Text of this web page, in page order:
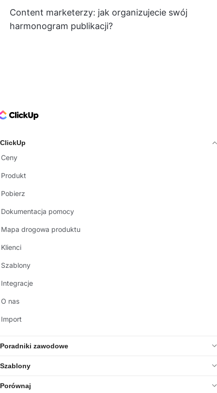
Content marketerzy: jak organizujecie swój
harmonogram publikacji?
Logo
ClickUp
Ceny
Produkt
Pobierz
Dokumentacja pomocy
Mapa drogowa produktu
Klienci
Szablony
Integracje
O nas
Import
Poradniki zawodowe
Szablony
Porównaj